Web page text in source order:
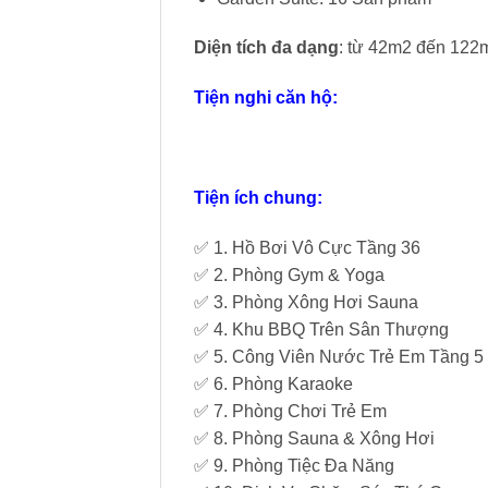
Diện tích đa dạng: từ 42m2 đến
Tiện nghi căn hộ:
Tiện ích chung:
✅ 1. Hồ Bơi Vô Cực Tầng 36
✅ 2. Phòng Gym & Yoga
✅ 3. Phòng Xông Hơi Sauna
✅ 4. Khu BBQ Trên Sân Thượng
✅ 5. Công Viên Nước Trẻ Em Tầng 5
✅ 6. Phòng Karaoke
✅ 7. Phòng Chơi Trẻ Em
✅ 8. Phòng Sauna & Xông Hơi
✅ 9. Phòng Tiệc Đa Năng